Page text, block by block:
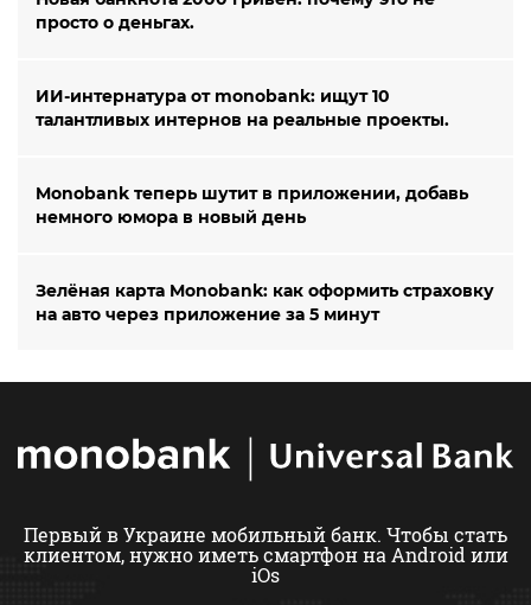
просто о деньгах.
ИИ-интернатура от monobank: ищут 10
талантливых интернов на реальные проекты.
Monobank теперь шутит в приложении, добавь
немного юмора в новый день
Зелёная карта Monobank: как оформить страховку
на авто через приложение за 5 минут
Первый в Украине мобильный банк. Чтобы стать
клиентом,нужно иметь смартфон на Android или
iOs